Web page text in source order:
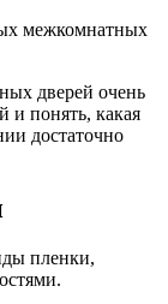
дверей очень
и понять, какая
достаточно
пленки,